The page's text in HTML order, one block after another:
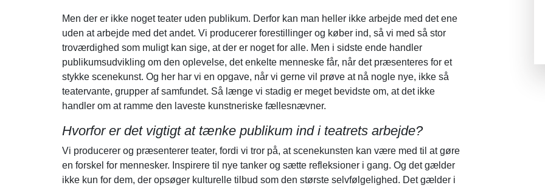
Men der er ikke noget teater uden publikum. Derfor kan man heller ikke arbejde med det ene
uden at arbejde med det andet. Vi producerer forestillinger og køber ind, så vi med så stor
troværdighed som muligt kan sige, at der er noget for alle. Men i sidste ende handler
publikumsudvikling om den oplevelse, det enkelte menneske får, når det præsenteres for et
stykke scenekunst. Og her har vi en opgave, når vi gerne vil prøve at nå nogle nye, ikke så
teatervante, grupper af samfundet. Så længe vi stadig er meget bevidste om, at det ikke
handler om at ramme den laveste kunstneriske fællesnævner.
Hvorfor er det vigtigt at tænke publikum ind i teatrets arbejde?
Vi producerer og præsenterer teater, fordi vi tror på, at scenekunsten kan være med til at gøre
en forskel for mennesker. Inspirere til nye tanker og sætte refleksioner i gang. Og det gælder
ikke kun for dem, der opsøger kulturelle tilbud som den største selvfølgelighed. Det gælder i